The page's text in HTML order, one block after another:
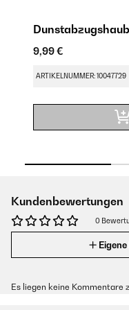
9,99 €
ARTIKELNUMMER: 10047729
Kundenbewertungen
0
Es liegen keine Kommentare